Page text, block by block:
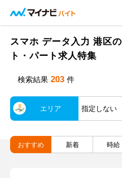
スマホ データ入力 港区
ト・パート求人特集
検索結果 203 件
エリア 指定しない
おすすめ 新着 時給